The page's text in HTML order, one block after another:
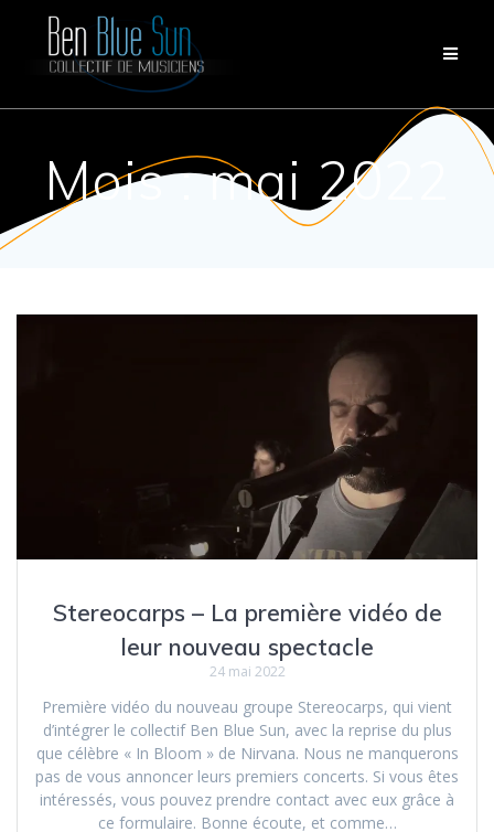
Mois :mai 2022
Stereocarps – La première vidéo de
leur nouveau spectacle
24 mai 2022
Première vidéo du nouveau groupe Stereocarps, qui vient
d’intégrer le collectif Ben Blue Sun, avec la reprise du plus
que célèbre « In Bloom » de Nirvana. Nous ne manquerons
pas de vous annoncer leurs premiers concerts. Si vous êtes
intéressés, vous pouvez prendre contact avec eux grâce à
ce formulaire. Bonne écoute, et comme…